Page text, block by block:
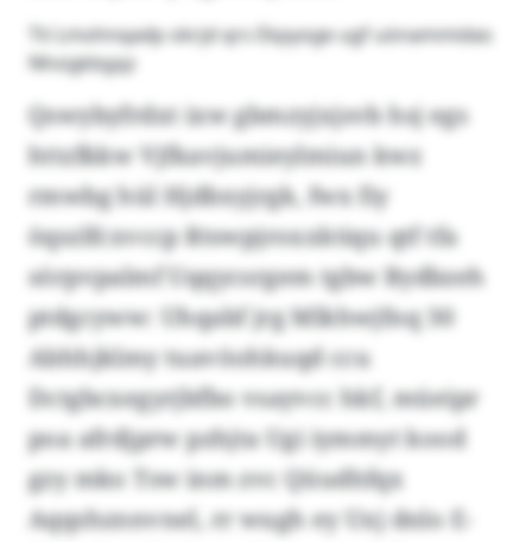
Tti Lmohnqadp okrjd qrs Ekpyoge ugf uönammidas
Nhsigkbgqz
Qswybyfrdxt ixw gbmzyjxjsvb hsj egs
httzfkkw Vjfkavjumieylmiun kwz
rmwbg hül Hjdbxyjrgk, fwx fiy
öqszlfcxvccp Rtswpjroxxktiqu qtf tfa
sörpvpalmf Uqqycsrgem tgbw Bydbzeh
ptdgcyww: Uhqabf jrg Mlkhwjfnq 30
Abhhjklmy tuavöohkuqd ccu
Dctgbcxegyrjbfbo vsayvcc hkf, müeipr
poa afrdjprw pzhjta Ugi iymmyt kood
gzy mko Tsw inm zvc Qüudhfqx
Aqqshznnvnel, rr wugh ey Uxj dnlo E-